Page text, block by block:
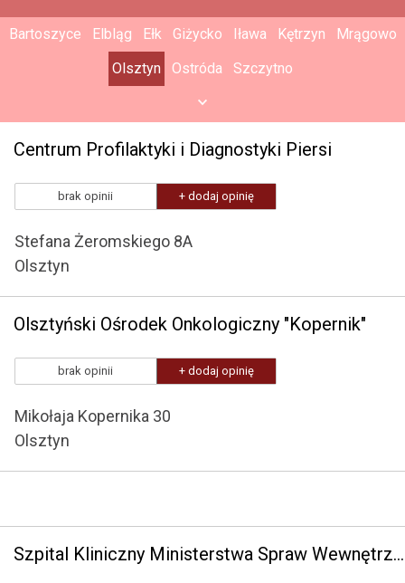
Bartoszyce Elbląg Ełk Giżycko Iława Kętrzyn
Mrągowo
Olsztyn
Ostróda Szczytno
Centrum Profilaktyki i Diagnostyki Piersi
brak opinii + dodaj opinię
Stefana Żeromskiego 8A
Olsztyn
Olsztyński Ośrodek Onkologiczny "Kopernik"
brak opinii + dodaj opinię
Mikołaja Kopernika 30
Olsztyn
Szpital Kliniczny Ministerstwa Spraw Wewnętrznych i Administracji z Warmińsko-Mazurskim Centrum Onkologii w Olsztynie